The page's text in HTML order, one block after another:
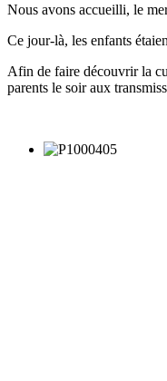
Nous avons accueilli, le
Ce jour-là, les enfants
Afin de faire découvrir la
parents le soir aux